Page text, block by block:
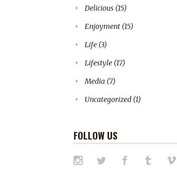
Delicious (15)
Enjoyment (15)
Life (3)
Lifestyle (17)
Media (7)
Uncategorized (1)
FOLLOW US